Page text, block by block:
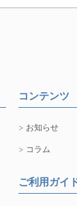
コンテンツ
お知らせ
コラム
ご利用ガイ